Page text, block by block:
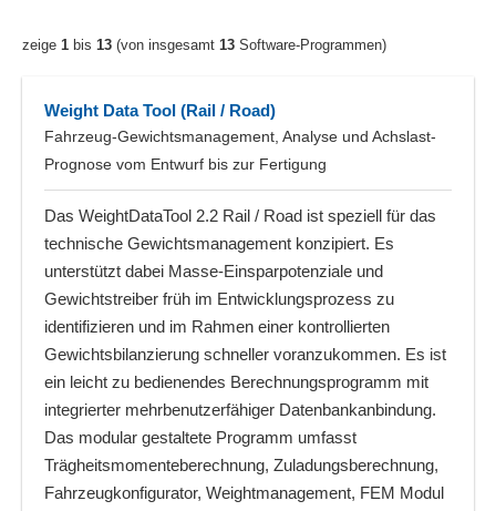
zeige 1 bis 13 (von insgesamt 13 Software-Programmen)
Weight Data Tool (Rail / Road)
Fahrzeug-Gewichtsmanagement, Analyse und Achslast-
Prognose vom Entwurf bis zur Fertigung
Das WeightDataTool 2.2 Rail / Road ist speziell für das
technische Gewichtsmanagement konzipiert. Es
unterstützt dabei Masse-Einsparpotenziale und
Gewichtstreiber früh im Entwicklungsprozess zu
identifizieren und im Rahmen einer kontrollierten
Gewichtsbilanzierung schneller voranzukommen. Es ist
ein leicht zu bedienendes Berechnungsprogramm mit
integrierter mehrbenutzerfähiger Datenbankanbindung.
Das modular gestaltete Programm umfasst
Trägheitsmomenteberechnung, Zuladungsberechnung,
Fahrzeugkonfigurator, Weightmanagement, FEM Modul